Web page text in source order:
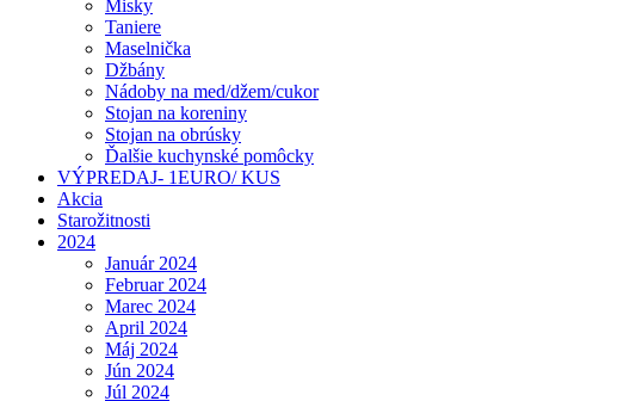
Misky
Taniere
Maselnička
Džbány
Nádoby na med/džem/cukor
Stojan na koreniny
Stojan na obrúsky
Ďalšie kuchynské pomôcky
VÝPREDAJ- 1EURO/ KUS
Akcia
Starožitnosti
2024
Január 2024
Februar 2024
Marec 2024
April 2024
Máj 2024
Jún 2024
Júl 2024